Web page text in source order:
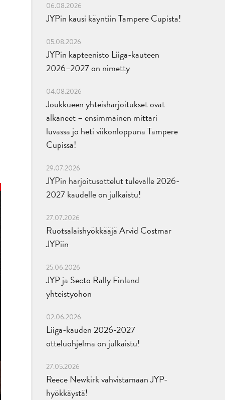
06.08.2026
JYPin kausi käyntiin Tampere Cupista!
05.08.2026
JYPin kapteenisto Liiga-kauteen
2026–2027 on nimetty
04.08.2026
Joukkueen yhteisharjoitukset ovat
alkaneet – ensimmäinen mittari
luvassa jo heti viikonloppuna Tampere
Cupissa!
29.07.2026
JYPin harjoitusottelut tulevalle 2026-
2027 kaudelle on julkaistu!
27.07.2026
Ruotsalaishyökkääjä Arvid Costmar
JYPiin
25.06.2026
JYP ja Secto Rally Finland
yhteistyöhön
02.06.2026
Liiga-kauden 2026-2027
otteluohjelma on julkaistu!
27.05.2026
Reece Newkirk vahvistamaan JYP-
hyökkäystä!